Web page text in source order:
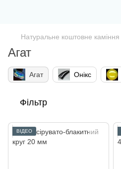
Натуральне коштовне каміння
Агат
Агат Онікс
Фільтр
ВІДЕО